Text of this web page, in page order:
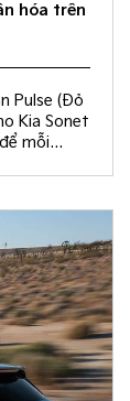
hóa trên
Pulse (Đỏ
Kia Sonet
mỗi